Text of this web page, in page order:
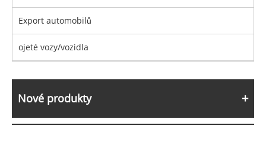
Export automobilů
ojeté vozy/vozidla
Nové produkty